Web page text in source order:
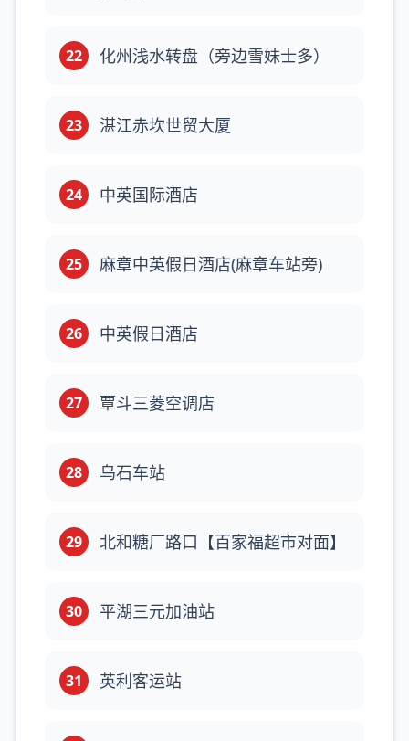
22 化州浅水转盘（旁边雪妹士多）
23 湛江赤坎世贸大厦
24 中英国际酒店
25 麻章中英假日酒店(麻章车站旁)
26 中英假日酒店
27 覃斗三菱空调店
28 乌石车站
29 北和糖厂路口【百家福超市对面】
30 平湖三元加油站
31 英利客运站